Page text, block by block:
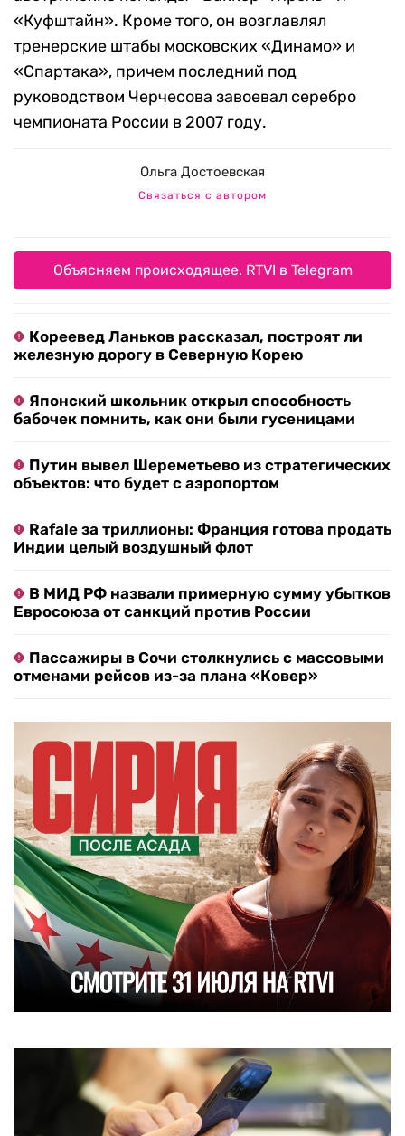
«Куфштайн». Кроме того, он возглавлял
тренерские штабы московских «Динамо» и
«Спартака», причем последний под
руководством Черчесова завоевал серебро
чемпионата России в 2007 году.
Ольга Достоевская
Связаться с автором
Объясняем происходящее. RTVI в Telegram
Кореевед Ланьков рассказал, построят ли
железную дорогу в Северную Корею
Японский школьник открыл способность
бабочек помнить, как они были гусеницами
Путин вывел Шереметьево из стратегических
объектов: что будет с аэропортом
Rafale за триллионы: Франция готова продать
Индии целый воздушный флот
В МИД РФ назвали примерную сумму убытков
Евросоюза от санкций против России
Пассажиры в Сочи столкнулись с массовыми
отменами рейсов из-за плана «Ковер»